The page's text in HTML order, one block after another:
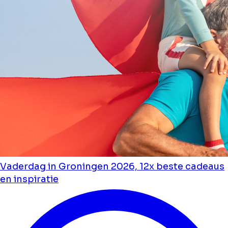
Vaderdag in Groningen 2026, 12x beste cadeaus
en inspiratie